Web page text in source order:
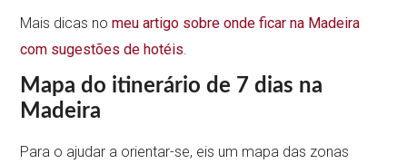
Mais dicas nomeu artigo sobre onde ficar na Madeira
com sugestões de hotéis.
Mapa do itinerário de 7 dias na
Madeira
Para o ajudar a orientar-se, eis um mapa das zonas